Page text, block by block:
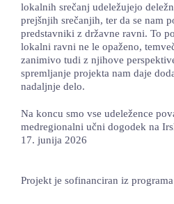
lokalnih srečanj udeležujejo
prejšnjih srečanjih, ter da se nam
predstavniki z državne ravni. To
lokalni ravni ne le opaženo,
zanimivo tudi z njihove
spremljanje projekta nam daje
nadaljnje delo.
Na koncu smo vse udeležence
medregionalni učni dogodek na
17. junija 2026
Projekt je sofinanciran iz